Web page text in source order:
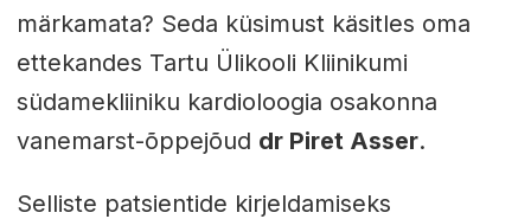
märkamata? Seda küsimust käsitles oma
ettekandes Tartu Ülikooli Kliinikumi
südamekliiniku kardioloogia osakonna
vanemarst-õppejõud dr Piret Asser.
Selliste patsientide kirjeldamiseks